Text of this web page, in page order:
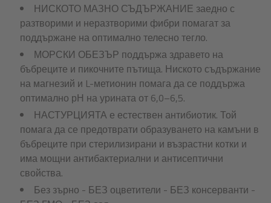
НИСКОТО МАЗНО СЪДЪРЖАНИЕ заедно с
разтворими и неразтворими фибри помагат за
поддържане на оптимално телесно тегло.
МОРСКИ ОБЕЗЪР поддържа здравето на
бъбреците и пикочните пътища. Ниското съдържание
на магнезий и L-метионин помага да се поддържа
оптимално рН на урината от 6,0–6,5.
НАСТУРЦИЯТА е естествен антибиотик. Той
помага да се предотврати образуването на камъни в
бъбреците при стерилизирани и възрастни котки и
има мощни антибактериални и антисептични
свойства.
Без зърно - БЕЗ оцветители - БЕЗ консерванти -